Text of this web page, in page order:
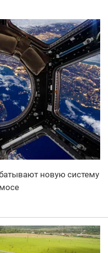
новую систему